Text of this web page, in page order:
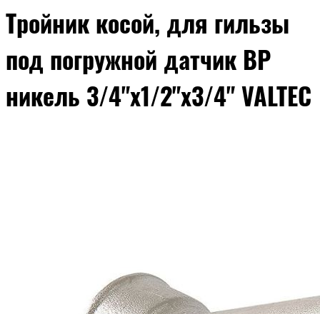
Тройник косой, для гильзы
под погружной датчик ВР
никель 3/4"x1/2"x3/4" VALTEC